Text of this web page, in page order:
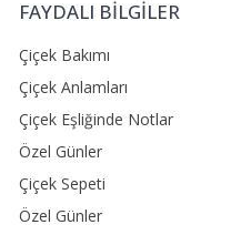
FAYDALI BİLGİLER
Çiçek Bakımı
Çiçek Anlamları
Çiçek Eşliğinde Notlar
Özel Günler
Çiçek Sepeti
Özel Günler